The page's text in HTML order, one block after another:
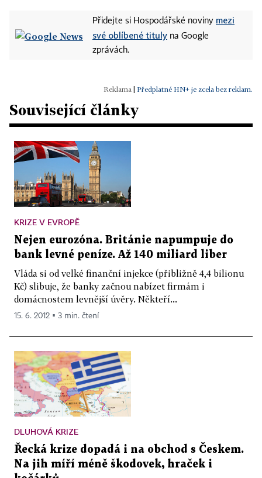
Přidejte si Hospodářské noviny mezi
své oblíbené tituly na Google
zprávách.
Předplatné HN+ je zcela bez reklam.
Související články
KRIZE V EVROPĚ
Nejen eurozóna. Británie napumpuje do
bank levné peníze. Až 140 miliard liber
Vláda si od velké finanční injekce (přibližně 4,4 bilionu
Kč) slibuje, že banky začnou nabízet firmám i
domácnostem levnější úvěry. Někteří...
15. 6. 2012 ▪ 3 min. čtení
DLUHOVÁ KRIZE
Řecká krize dopadá i na obchod s Českem.
Na jih míří méně škodovek, hraček i